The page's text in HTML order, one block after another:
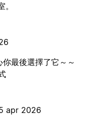
最後選擇了它～～
apr 2026